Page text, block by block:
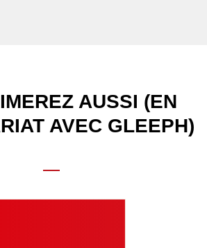
AUSSI (EN
AVEC GLEEPH)